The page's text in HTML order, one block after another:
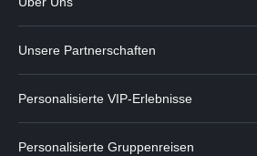
Unsere Partnerschaften
Personalisierte VIP-Erlebnisse
Personalisierte Gruppenreisen